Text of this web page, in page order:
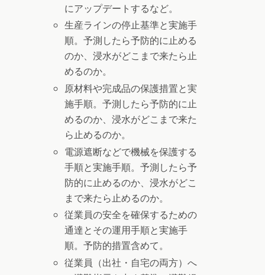
にアップデートするなど。
生産ラインの停止基準と実施手
順。予測したら予防的に止める
のか、浸水がどこまで来たら止
めるのか。
原材料や完成品の保護措置と実
施手順。予測したら予防的に止
めるのか、浸水がどこまで来た
ら止めるのか。
電源遮断などで機械を保護する
手順と実施手順。予測したら予
防的に止めるのか、浸水がどこ
まで来たら止めるのか。
従業員の安全を確保するための
通達とその運用手順と実施手
順。予防的措置含めて。
従業員（出社・自宅の両方）へ